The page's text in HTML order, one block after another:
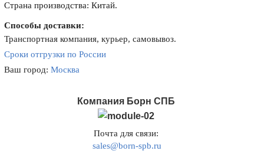
Страна производства: Китай.
Способы доставки:
Транспортная компания, курьер, самовывоз.
Сроки отгрузки по России
Ваш город:Москва
Компания Борн СПБ
Почта для связи:
sales@born-spb.ru